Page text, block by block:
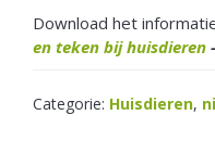
Download het
en teken bij huisdieren
Categorie: Huisdieren,